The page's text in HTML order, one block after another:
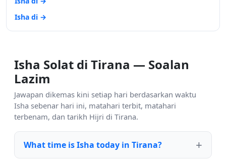
Isha di →
Isha Solat di Tirana — Soalan
Lazim
Jawapan dikemas kini setiap hari berdasarkan waktu
Isha sebenar hari ini, matahari terbit, matahari
terbenam, dan tarikh Hijri di Tirana.
What time is Isha today in Tirana?